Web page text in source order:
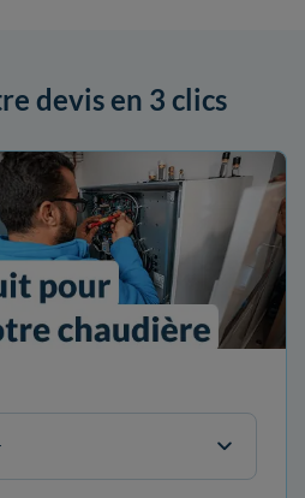
devis en 3 clics